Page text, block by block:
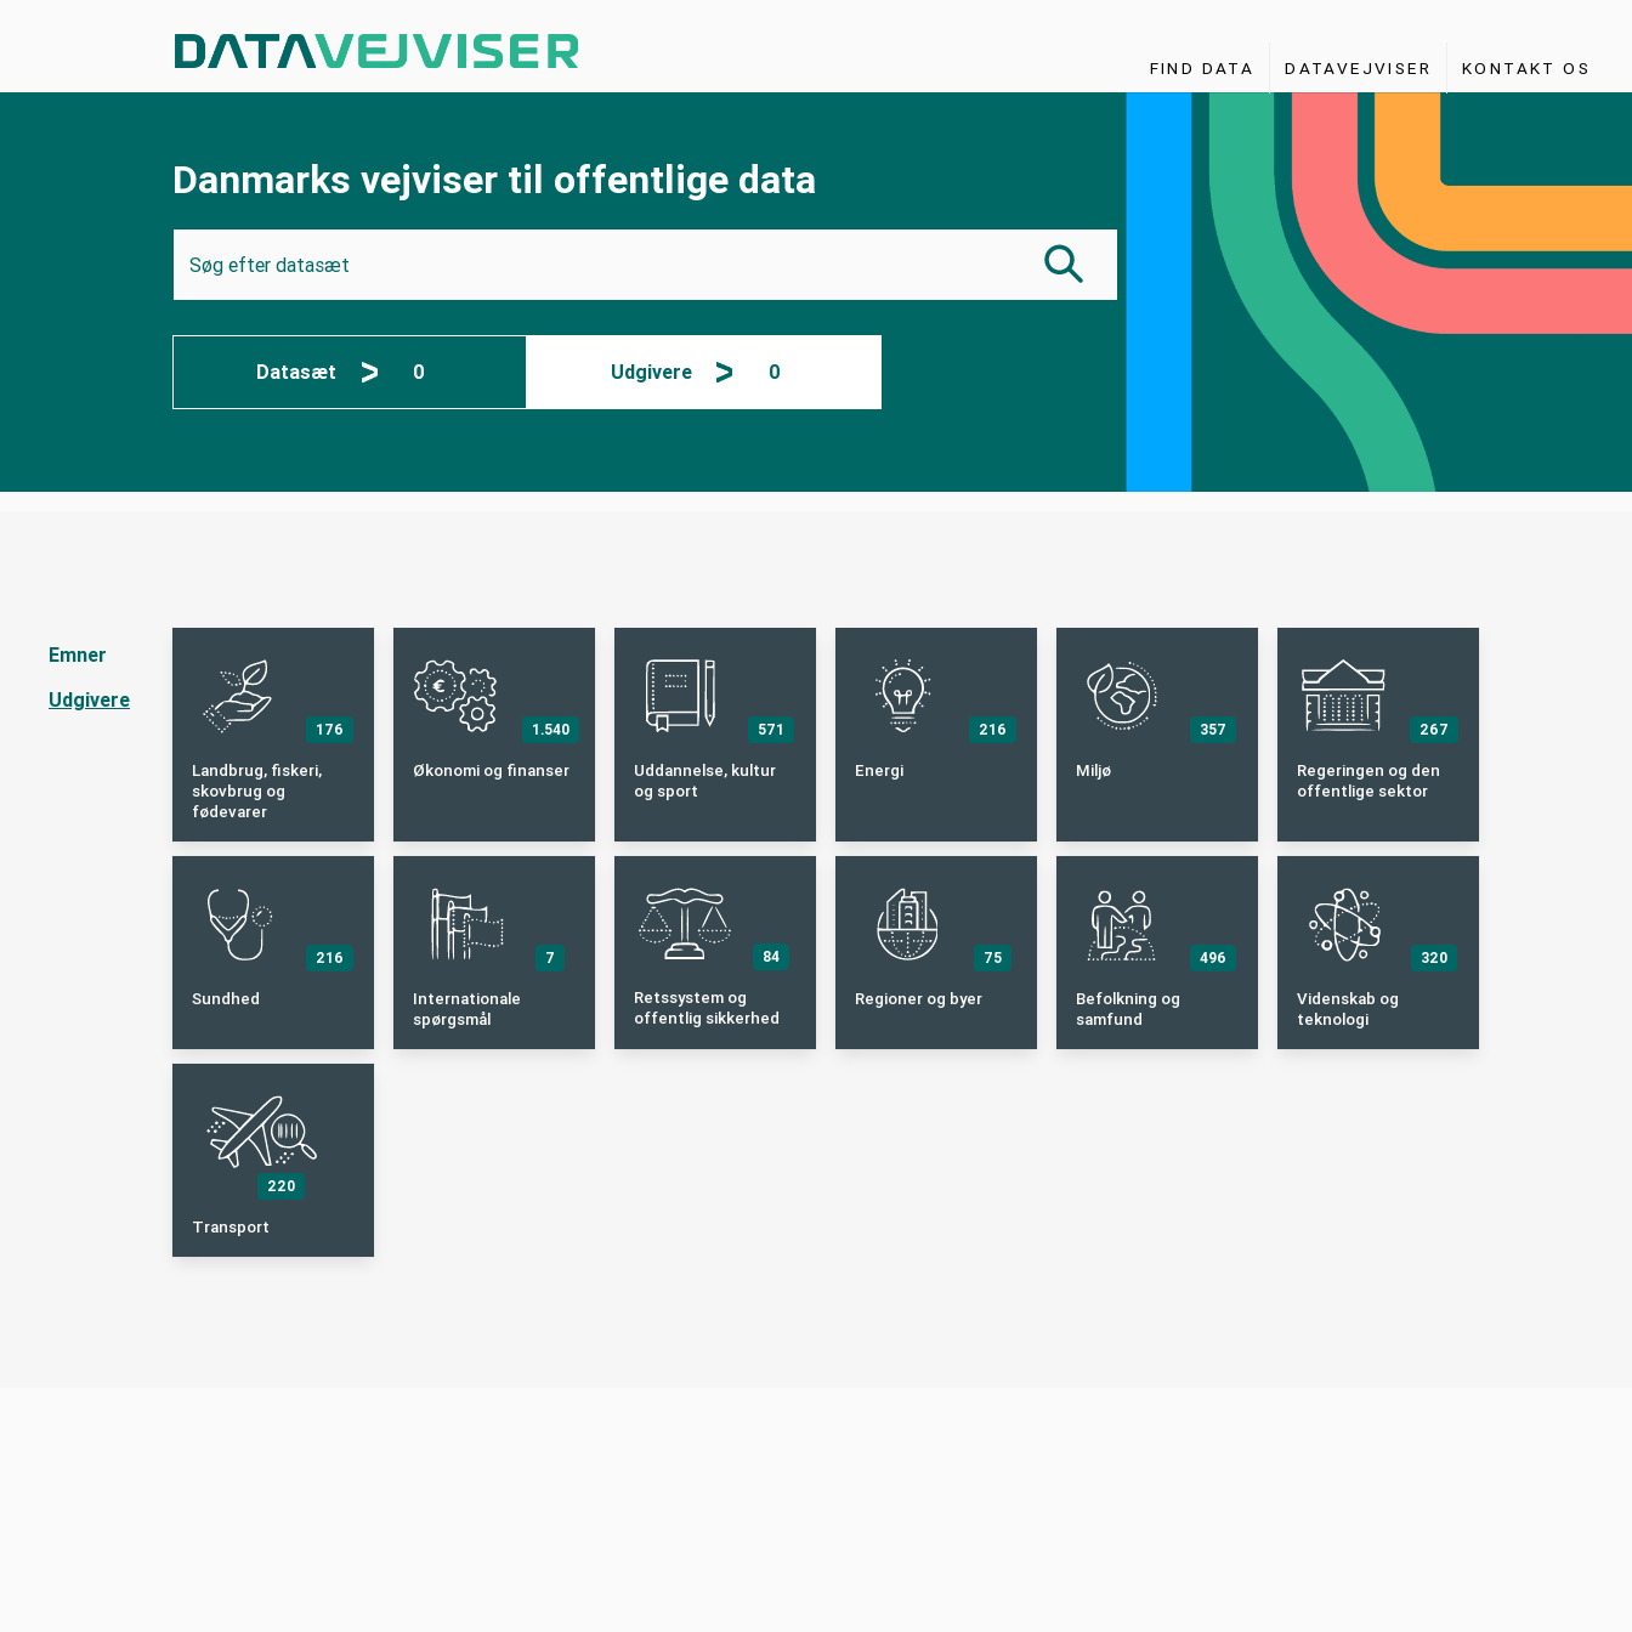
FIND DATA DATAVEJVISER KONTAKT OS
Danmarks vejviser til offentlige data
Søg efter datasæt
Datasæt 0 Udgivere 0
Emner
Udgivere
176
Landbrug, fiskeri,
skovbrug og
fødevarer
1.540
Økonomi og finanser
571
Uddannelse, kultur
og sport
216
Energi
357
Miljø
267
Regeringen og den
offentlige sektor
216
Sundhed
7
Internationale
spørgsmål
84
Retssystem og
offentlig sikkerhed
75
Regioner og byer
496
Befolkning og
samfund
320
Videnskab og
teknologi
220
Transport